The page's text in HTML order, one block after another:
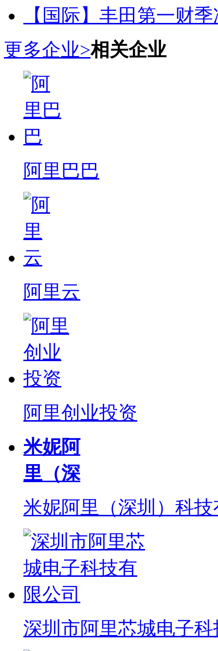
【国际】丰田第一财
更多企业>相关企业
阿里巴巴
阿里云
阿里创业投资
米妮阿
里（深
米妮阿里（深圳）科
深圳市阿里芯城电子